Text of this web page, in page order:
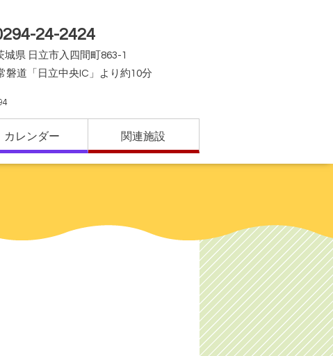
24-2424
城県 日立市入四間町863-1
磐道「日立中央IC」より約10分
カレンダー 関連施設